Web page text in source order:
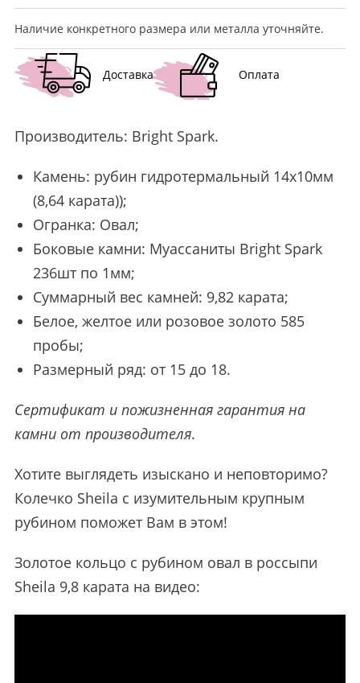
Наличие конкретного размера или металла уточняйте.
Доставка Оплата
Производитель: Bright Spark.
Камень: рубин гидротермальный 14х10мм
(8,64 карата));
Огранка: Овал;
Боковые камни: Муассаниты Bright Spark
236шт по 1мм;
Суммарный вес камней: 9,82 карата;
Белое, желтое или розовое золото 585
пробы;
Размерный ряд: от 15 до 18.
Сертификат и пожизненная гарантия на
камни от производителя.
Хотите выглядеть изыскано и неповторимо?
Колечко Sheila с изумительным крупным
рубином поможет Вам в этом!
Золотое кольцо с рубином овал в россыпи
Sheila 9,8 карата на видео: